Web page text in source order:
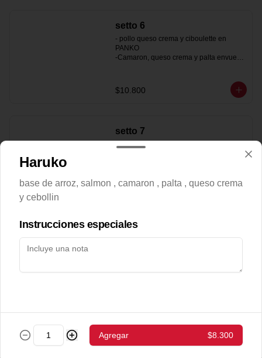
Pollo, queso crema y ciboulette
-HOT SURIMI MAKI TEMPURA (10 pzas)
Kanikama y queso crema
-HOSOMAKI AVOCADO (10 pzas)
setto 6
- pollo queso crema y ciboulette en
PANKO
-Camaron, queso crema y palta envuelto
$10.800
setto 7
40piezas
sake abokado env.sesamo (19)
setto1 (15 pzs)
Bebestibles
Haruko
base de arroz, salmon , camaron , palta , queso crema
y cebollin
Instrucciones especiales
Agregar $8.300